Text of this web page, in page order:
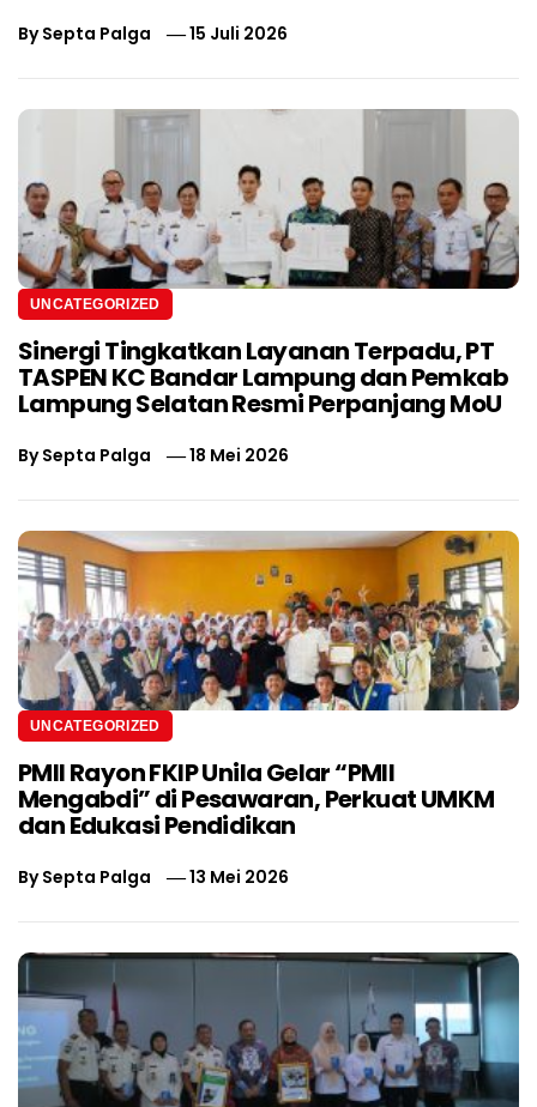
BySepta Palga 15 Juli 2026
UNCATEGORIZED
Sinergi Tingkatkan Layanan Terpadu, PT
TASPEN KC Bandar Lampung dan Pemkab
Lampung Selatan Resmi Perpanjang MoU
BySepta Palga 18 Mei 2026
UNCATEGORIZED
PMII Rayon FKIP Unila Gelar “PMII
Mengabdi” di Pesawaran, Perkuat UMKM
dan Edukasi Pendidikan
BySepta Palga 13 Mei 2026